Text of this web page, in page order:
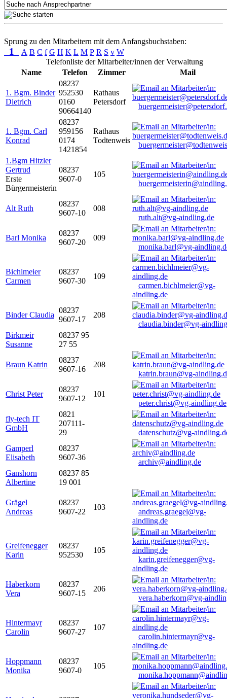
Sprung zu den Mitarbeitern mit dem Anfangsbuchstaben:
1 A B C f G H K L M P R S v W
Telefonliste der Mitarbeiter/innen der Verwaltung
Name
Telefon Zimmer Mail
1. Bgm. Binder
Dietrich
08237
952530
0160
90664140
Rathaus
Petersdorf
1. Bgm. Carl
Konrad
08237
959156
0174
1421854
Rathaus
Todtenweis
1.Bgm Hitzler
Gertrud
Erste
Bürgermeisterin
08237
9607-0
105
Alt Ruth
08237
9607-10
008
ruth.alt@vg-aindling.de
Barl Monika
08237
9607-20
009
monika.barl@vg-
Bichlmeier
Carmen
08237
9607-30
109
carmen.bichlmeier@vg-
aindling.de
Binder Claudia
08237
9607-17
208
claudia.binder@vg-
Birkmeir
Susanne
08237 95
27 55
Braun Katrin
08237
9607-16
208
katrin.braun@vg-
Christ Peter
08237
9607-12
101
peter.christ@vg-aindling.de
fly-tech IT
GmbH
0821
207111-
29
datenschutz@vg-
Gamperl
Elisabeth
08237
9607-36
archiv@aindling.de
Ganshorn
Albertine
08237 85
19 001
Grägel
Andreas
08237
9607-22
103
andreas.graegel@vg-
aindling.de
Greifenegger
Karin
08237
952530
105
karin.greifenegger@vg-
aindling.de
Haberkorn
Vera
08237
9607-15
206
vera.haberkorn@vg-
Hintermayr
Carolin
08237
9607-27
107
carolin.hintermayr@vg-
aindling.de
Hoppmann
Monika
08237
9607-0
105